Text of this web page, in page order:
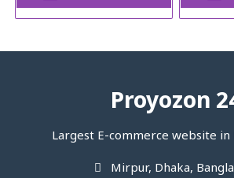
Proyozon
Largest E-commerce website in
Mirpur, Dhaka,